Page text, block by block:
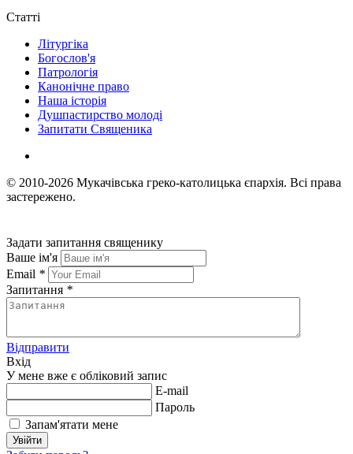
Статті
Літургіка
Богослов'я
Патрологія
Канонічне право
Наша історія
Душпастирство молоді
Запитати Священика
© 2010-2026 Мукачівська греко-католицька єпархія. Всі права
застережено.
Задати запитання священику
Ваше ім'я
Email *
Запитання *
Відправити
Вхід
У мене вже є обліковий запис
E-mail
Пароль
Запам'ятати мене
Увійти